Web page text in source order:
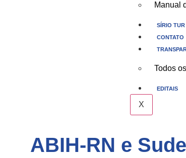
Manual
SÍRIO TUR
CONTATO
Todos
EDITAIS
X
ABIH-RN e